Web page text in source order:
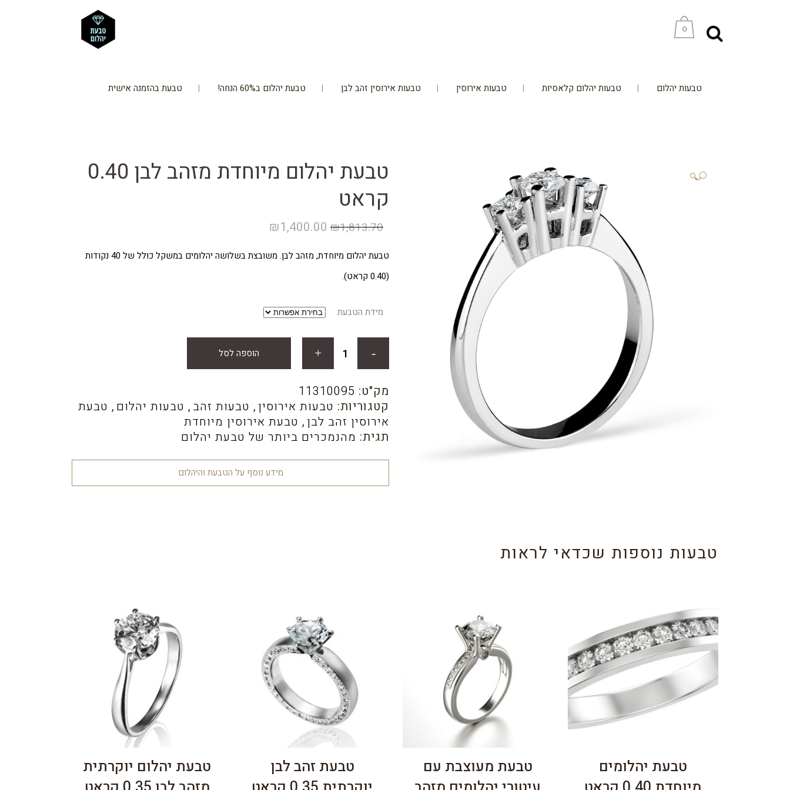
0
טבעות יהלום טבעות יהלום קלאסיות טבעות אירוסין טבעות אירוסין זהב לבן טבעת יהלום ב60% הנחה! טבעת בהזמנה אישית
🔍
טבעת יהלום מיוחדת מזהב לבן 0.40
קראט
₪1,813.70
המחיר
₪1,400.00
טבעת יהלום מיוחדת, מזהב לבן. משובצת בשלושה יהלומים במשקל כולל של 40 נקודות
(0.40 קראט).
מידת הטבעת
הוספה לסל
מק"ט: 11310095
קטגוריות: טבעות אירוסין , טבעות זהב , טבעות יהלום , טבעת
אירוסין זהב לבן , טבעת אירוסין מיוחדת
תגית: מהנמכרים ביותר של טבעת יהלום
מידע נוסף על הטבעת והיהלום
טבעות נוספות שכדאי לראות
טבעת יהלומים
טבעת מעוצבת עם
טבעת זהב לבן
טבעת יהלום יוקרתית